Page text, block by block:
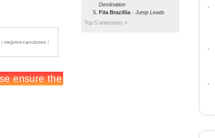
| mejores-canciones |
Destination
Fila Brazillia - Jump Leads
Top 5 anteriores »